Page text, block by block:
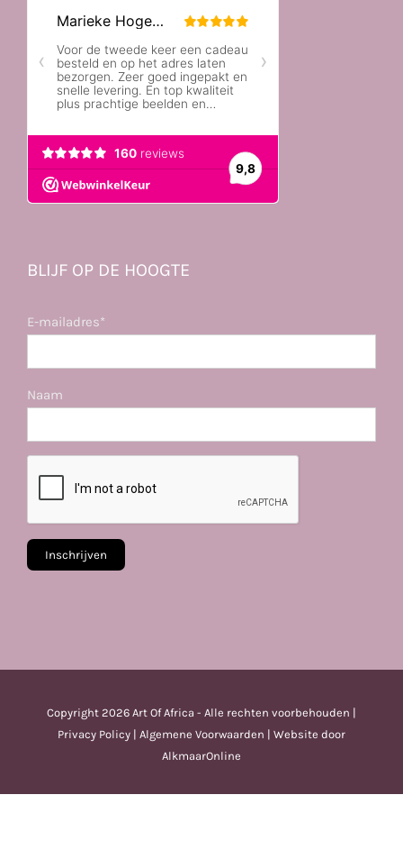
BLIJF OP DE HOOGTE
E-mailadres*
Naam
Copyright 2026 Art Of Africa - Alle rechten voorbehouden |
Privacy Policy | Algemene Voorwaarden | Website door
AlkmaarOnline